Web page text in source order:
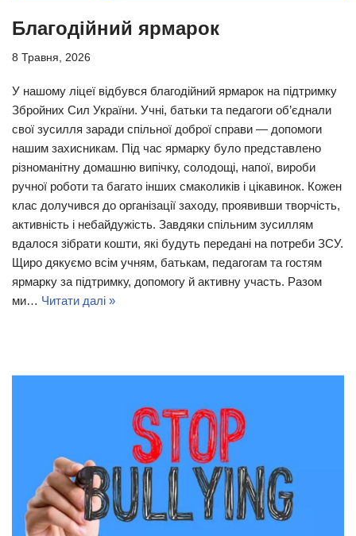
Благодійний ярмарок
8 Травня, 2026
У нашому ліцеї відбувся благодійний ярмарок на підтримку
Збройних Сил України. Учні, батьки та педагоги об’єднали
свої зусилля заради спільної доброї справи — допомоги
нашим захисникам. Під час ярмарку було представлено
різноманітну домашню випічку, солодощі, напої, вироби
ручної роботи та багато інших смаколиків і цікавинок. Кожен
клас долучився до організації заходу, проявивши творчість,
активність і небайдужість. Завдяки спільним зусиллям
вдалося зібрати кошти, які будуть передані на потреби ЗСУ.
Щиро дякуємо всім учням, батькам, педагогам та гостям
ярмарку за підтримку, допомогу й активну участь. Разом
ми… Читати далі »